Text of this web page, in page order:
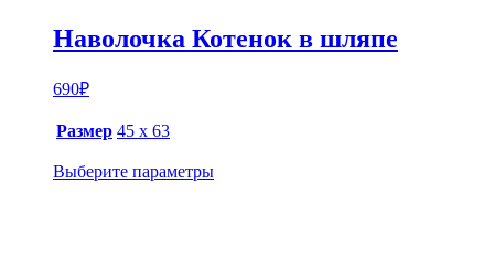
Наволочка Котенок в шляпе
690₽
Размер 45 х 63
Выберите параметры